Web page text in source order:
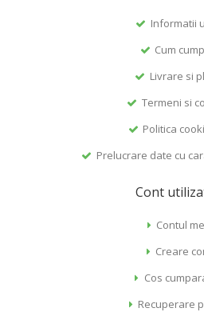
Informatii
Cum
Livrare si
Termeni si
Politica
Prelucrare date cu
Cont
Contul
Creare
Cos
Recuperare